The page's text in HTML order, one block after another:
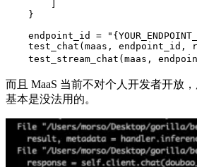
    }
    endpoint_id
= "
    test_chat
( maas , endpoint_id ,
    test_stream_chat
( maas ,
而且 MaaS 当前不对个人开发者开放
基本是没法用的。